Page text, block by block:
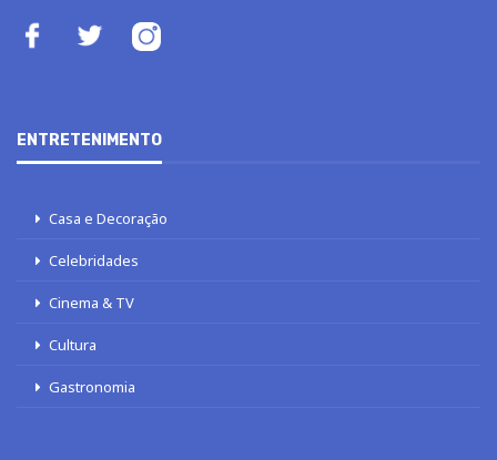
ENTRETENIMENTO
Casa e Decoração
Celebridades
Cinema & TV
Cultura
Gastronomia